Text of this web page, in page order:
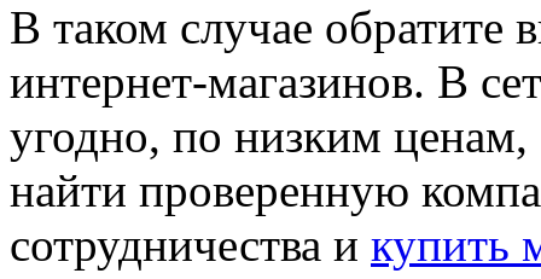
В таком случае обратите
интернет-магазинов. В
угодно, по низким ценам,
найти проверенную
сотрудничества и купить